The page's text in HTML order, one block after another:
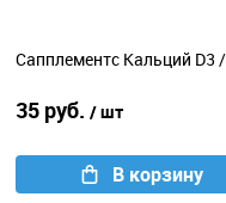
Сапплементс Кальций D3
35 руб. / шт
В корзину